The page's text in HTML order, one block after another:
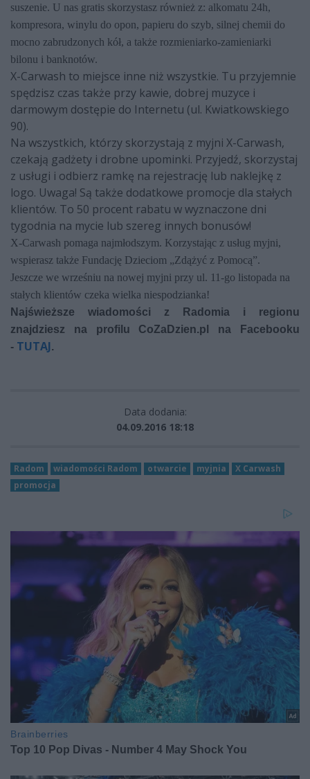
suszenie. U nas gratis skorzystasz również z: alkomatu 24h,
kompresora, winylu do opon, papieru do szyb, silnej chemii do
mocno zabrudzonych kół, a także rozmieniarko-zamieniarki
bilonu i banknotów.
X-Carwash to miejsce inne niż wszystkie. Tu przyjemnie
spędzisz czas także przy kawie, dobrej muzyce i
darmowym dostępie do Internetu (ul. Kwiatkowskiego
90).
Na wszystkich, którzy skorzystają z myjni X-Carwash,
czekają gadżety i drobne upominki. Przyjedź, skorzystaj
z usługi i odbierz ramkę na rejestrację lub naklejkę z
logo. Uwaga! Są także dodatkowe promocje dla stałych
klientów. To 50 procent rabatu w wyznaczone dni
tygodnia na mycie lub szereg innych bonusów!
X-Carwash pomaga najmłodszym. Korzystając z usług myjni,
wspierasz także Fundację Dzieciom „Zdążyć z Pomocą”.
Jeszcze we wrześniu na nowej myjni przy ul. 11-go listopada na
stałych klientów czeka wielka niespodzianka!
Najświeższe wiadomości z Radomia i regionu
znajdziesz na profilu CoZaDzien.pl na Facebooku
- TUTAJ.
Data dodania:
04.09.2016 18:18
Radom wiadomości Radom otwarcie myjnia
X Carwash
promocja